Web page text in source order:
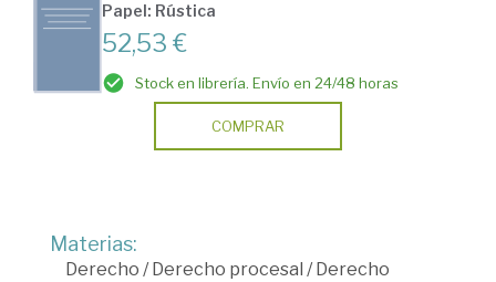
Papel: Rústica
52,53 €
Stock en librería. Envío en 24/48 horas
COMPRAR
Materias:
Derecho / Derecho procesal / Derecho